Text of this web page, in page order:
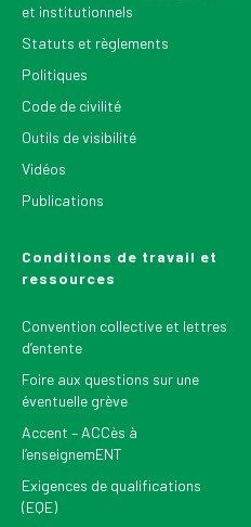
et institutionnels
Statuts et règlements
Politiques
Code de civilité
Outils de visibilité
Vidéos
Publications
Conditions de travail et
ressources
Convention collective et lettres
d’entente
Foire aux questions sur une
éventuelle grève
Accent – ACCès à
l’enseignemENT
Exigences de qualifications
(EQE)